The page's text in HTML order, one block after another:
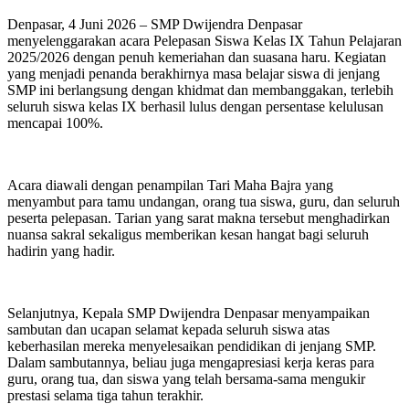
Denpasar, 4 Juni 2026 – SMP Dwijendra Denpasar
menyelenggarakan acara Pelepasan Siswa Kelas IX Tahun Pelajaran
2025/2026 dengan penuh kemeriahan dan suasana haru. Kegiatan
yang menjadi penanda berakhirnya masa belajar siswa di jenjang
SMP ini berlangsung dengan khidmat dan membanggakan, terlebih
seluruh siswa kelas IX berhasil lulus dengan persentase kelulusan
mencapai 100%.
Acara diawali dengan penampilan Tari Maha Bajra yang
menyambut para tamu undangan, orang tua siswa, guru, dan seluruh
peserta pelepasan. Tarian yang sarat makna tersebut menghadirkan
nuansa sakral sekaligus memberikan kesan hangat bagi seluruh
hadirin yang hadir.
Selanjutnya, Kepala SMP Dwijendra Denpasar menyampaikan
sambutan dan ucapan selamat kepada seluruh siswa atas
keberhasilan mereka menyelesaikan pendidikan di jenjang SMP.
Dalam sambutannya, beliau juga mengapresiasi kerja keras para
guru, orang tua, dan siswa yang telah bersama-sama mengukir
prestasi selama tiga tahun terakhir.